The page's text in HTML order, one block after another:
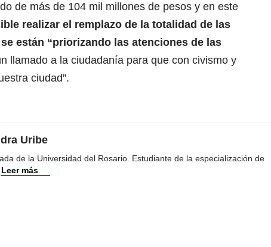
de más de 104 mil millones de pesos y en este
realizar el remplazo de la totalidad de las
están “priorizando las atenciones de las
llamado a la ciudadanía para que con civismo y
ciudad”.
Uribe
de la Universidad del Rosario. Estudiante de la especialización de
Leer más